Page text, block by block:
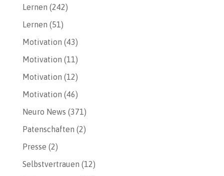
Lernen (242)
Lernen (51)
Motivation (43)
Motivation (11)
Motivation (12)
Motivation (46)
Neuro News (371)
Patenschaften (2)
Presse (2)
Selbstvertrauen (12)